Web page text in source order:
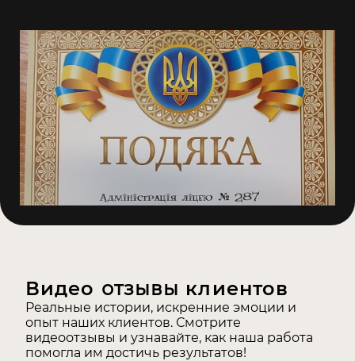
Видео отзывы клиентов
Реальные истории, искренние эмоции и
опыт наших клиентов. Смотрите
видеоотзывы и узнавайте, как наша работа
помогла им достичь результатов!